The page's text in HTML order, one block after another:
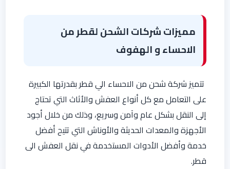
مميزات شركات الشحن لقطر من
الاحساء و الهفوف
تتميز شركة شحن من الاحساء الي قطر بقدرتها الكبيرة
على التعامل مع كل أنواع العفش والأثاث التي تحتاج
إلى النقل بشكل عام وآمن وسريع، وذلك من خلال أجود
الأجهزة والمعدات الحديثة والأوناش التي تتيح أفضل
خدمة وأفضل الأدوات المستخدمة في نقل العفش الى
قطر.